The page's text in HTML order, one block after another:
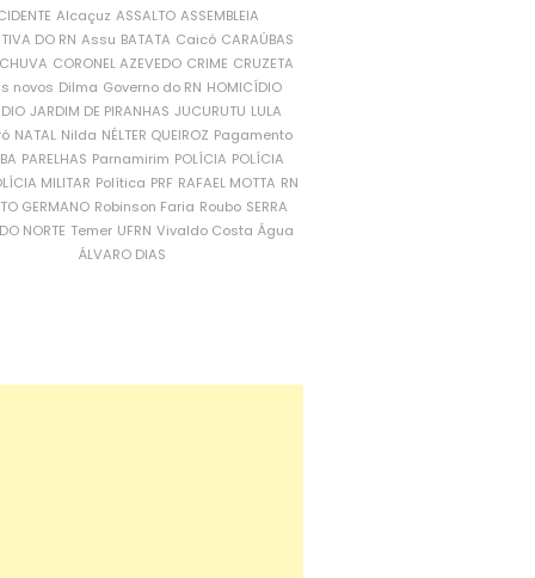
Alcaçuz ASSALTO ASSEMBLEIA
DO RN Assu BATATA Caicó CARAÚBAS
CORONEL AZEVEDO CRIME CRUZETA
novos Dilma Governo do RN HOMICÍDIO
JARDIM DE PIRANHAS JUCURUTU LULA
NATAL Nilda NÉLTER QUEIROZ Pagamento
PARELHAS Parnamirim POLÍCIA POLÍCIA
MILITAR Política PRF RAFAEL MOTTA RN
GERMANO Robinson Faria Roubo SERRA
NORTE Temer UFRN Vivaldo Costa Água
ÁLVARO DIAS